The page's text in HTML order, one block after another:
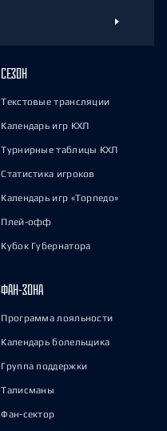
СЕЗОН
Текстовые трансляции
Календарь игр КХЛ
Турнирные таблицы КХЛ
Статистика игроков
Календарь игр «Торпедо»
Плей-офф
Кубок Губернатора
ФАН-ЗОНА
Программа лояльности
Календарь болельщика
Группа поддержки
Талисманы
Фан-сектор